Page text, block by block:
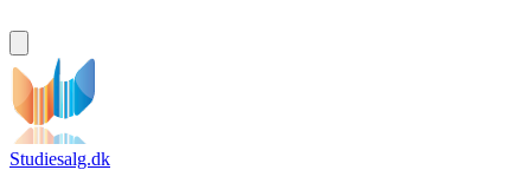
Studiesalg.dk